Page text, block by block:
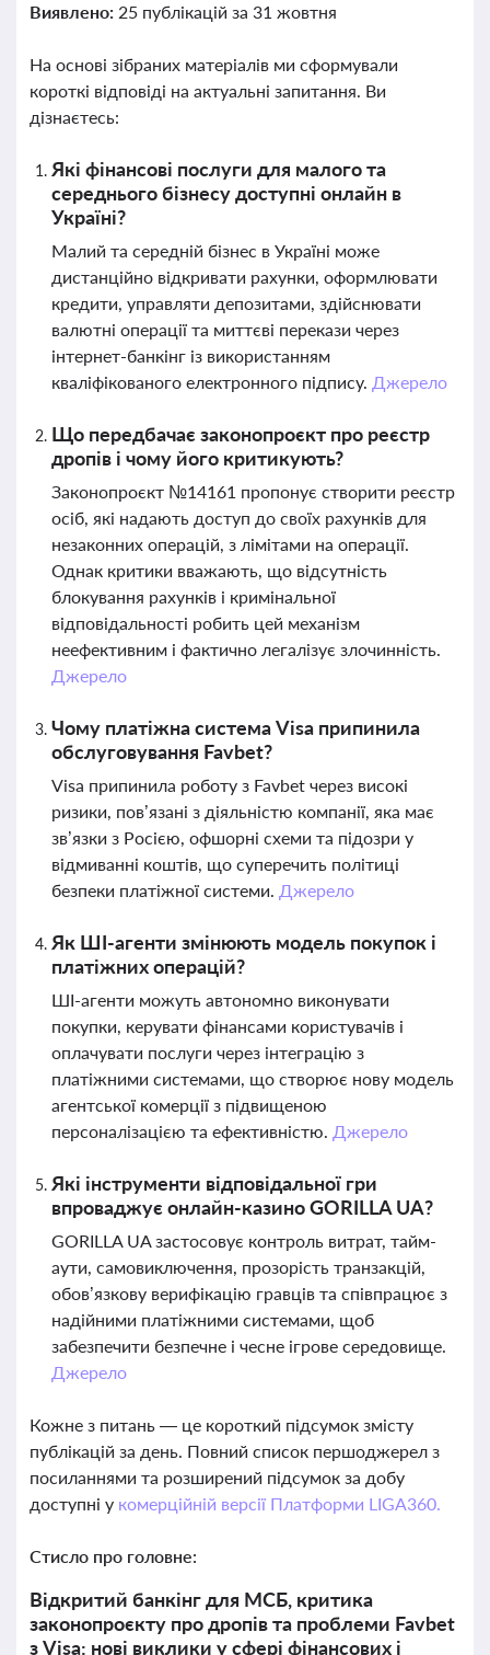
Виявлено: 25 публікацій за 31 жовтня
На основі зібраних матеріалів ми сформували
короткі відповіді на актуальні запитання. Ви
дізнаєтесь:
Які фінансові послуги для малого та
середнього бізнесу доступні онлайн в
Україні?
Малий та середній бізнес в Україні може
дистанційно відкривати рахунки, оформлювати
кредити, управляти депозитами, здійснювати
валютні операції та миттєві перекази через
інтернет-банкінг із використанням
кваліфікованого електронного підпису. Джерело
Що передбачає законопроєкт про реєстр
дропів і чому його критикують?
Законопроєкт №14161 пропонує створити реєстр
осіб, які надають доступ до своїх рахунків для
незаконних операцій, з лімітами на операції.
Однак критики вважають, що відсутність
блокування рахунків і кримінальної
відповідальності робить цей механізм
неефективним і фактично легалізує злочинність.
Джерело
Чому платіжна система Visa припинила
обслуговування Favbet?
Visa припинила роботу з Favbet через високі
ризики, пов’язані з діяльністю компанії, яка має
зв’язки з Росією, офшорні схеми та підозри у
відмиванні коштів, що суперечить політиці
безпеки платіжної системи. Джерело
Як ШІ-агенти змінюють модель покупок і
платіжних операцій?
ШІ-агенти можуть автономно виконувати
покупки, керувати фінансами користувачів і
оплачувати послуги через інтеграцію з
платіжними системами, що створює нову модель
агентської комерції з підвищеною
персоналізацією та ефективністю. Джерело
Які інструменти відповідальної гри
впроваджує онлайн-казино GORILLA UA?
GORILLA UA застосовує контроль витрат, тайм-
аути, самовиключення, прозорість транзакцій,
обов’язкову верифікацію гравців та співпрацює з
надійними платіжними системами, щоб
забезпечити безпечне і чесне ігрове середовище.
Джерело
Кожне з питань — це короткий підсумок змісту
публікацій за день. Повний список першоджерел з
посиланнями та розширений підсумок за добу
доступні у комерційній версії Платформи LIGA360.
Стисло про головне:
Відкритий банкінг для МСБ, критика
законопроєкту про дропів та проблеми Favbet
з Visa: нові виклики у сфері фінансових і